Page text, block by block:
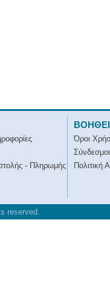
- Πληρωμής
Όροι
Σύνδεσμοι
Πολιτική
reserved.